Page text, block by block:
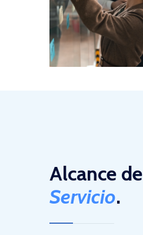
Alcance de
Servicio.